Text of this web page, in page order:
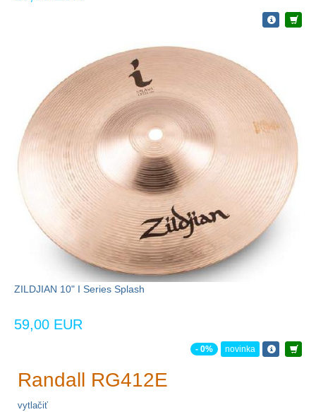
ZILDJIAN 10" I Series Splash
59,00 EUR
- 0% novinka
Randall RG412E
vytlačiť